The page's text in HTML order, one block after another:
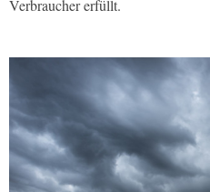
Verbraucher erfüllt.